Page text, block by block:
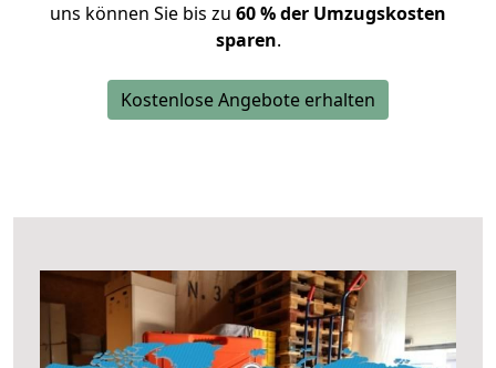
uns können Sie bis zu 60 % der Umzugskosten
sparen.
Kostenlose Angebote erhalten